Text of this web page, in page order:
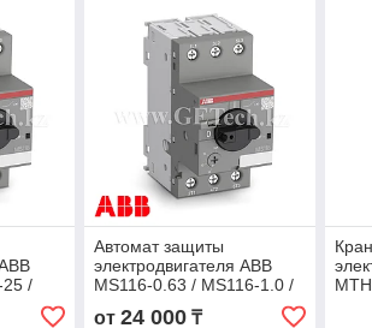
25 /
Автомат защиты
электродвигателя ABB
MS116-0.63 / MS116-1.0 /
MS116-1. (Автоматический
выключатель для
от 24 000₸